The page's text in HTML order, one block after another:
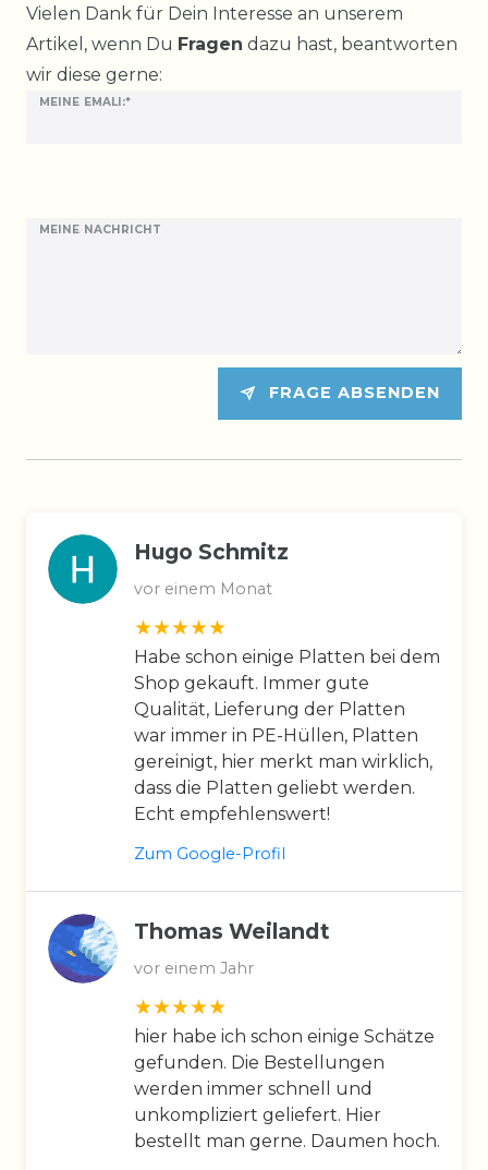
Vielen Dank für Dein Interesse an unserem
Artikel, wenn Du Fragen dazu hast, beantworten
wir diese gerne:
MEINE EMALI:*
MEINE NACHRICHT
Ceres::Template.mailFormHoneypotLabel
FRAGE ABSENDEN
Hugo Schmitz
vor einem Monat
Habe schon einige Platten bei dem
Shop gekauft. Immer gute
Qualität, Lieferung der Platten
war immer in PE-Hüllen, Platten
gereinigt, hier merkt man wirklich,
dass die Platten geliebt werden.
Echt empfehlenswert!
Zum Google-Profil
Thomas Weilandt
vor einem Jahr
hier habe ich schon einige Schätze
gefunden. Die Bestellungen
werden immer schnell und
unkompliziert geliefert. Hier
bestellt man gerne. Daumen hoch.